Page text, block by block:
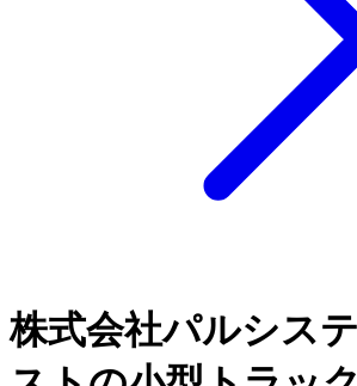
株式会社パルシス